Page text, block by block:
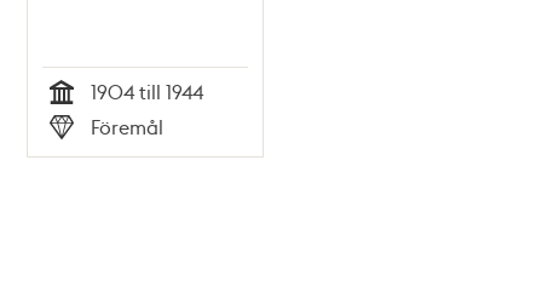
Tid
1904 till 1944
Typ
Föremål